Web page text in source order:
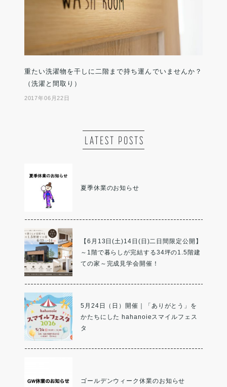
重たい洗濯物を干しに二階まで持ち運んでいませんか？
（洗濯と間取り）
2017年06月22日
LATEST POSTS
夏季休業のお知らせ
【6月13日(土)14日(日)二日間限定公開】
～1階で暮らしが完結する34坪の1.5階建
ての家～完成見学会開催！
5月24日（日）開催｜「ありがとう」を
かたちにした hahanoieスマイルフェス
タ
ゴールデンウィーク休業のお知らせ